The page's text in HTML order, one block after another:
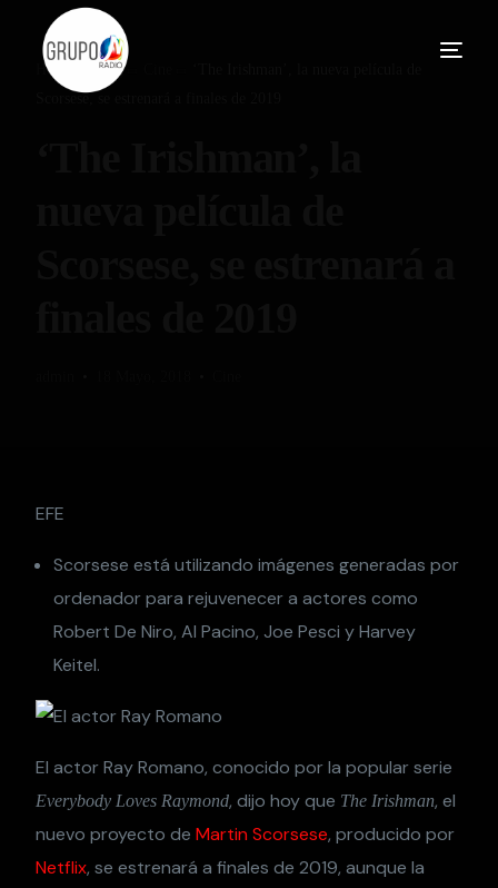
Home Blog
Scorsese, se estrenará a finales de 2019
EFE
Scorsese está utilizando imágenes generadas por
ordenador para rejuvenecer a actores como
Robert De Niro, Al Pacino, Joe Pesci y Harvey
Keitel.
El actor Ray Romano, conocido por la popular serie
Everybody Loves Raymond, dijo hoy que The Irishman, el
nuevo proyecto deMartin Scorsese, producido por
Netflix, se estrenará a finales de 2019, aunque la